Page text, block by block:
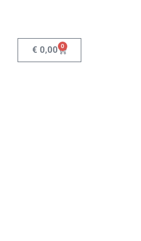
€ 0,00 0